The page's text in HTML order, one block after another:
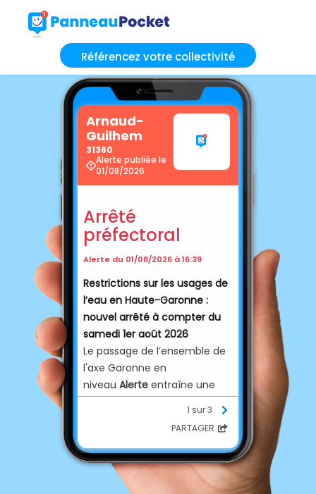
Référencez votre collectivité
Arnaud-
Guilhem
31360
Alerte publiée le
01/08/2026
Arrêté
préfectoral
Alerte du 01/08/2026 à 16:39
Restrictions sur les usages de
l’eau en Haute-Garonne :
nouvel arrêté à compter du
samedi 1er août 2026
Le passage de l’ensemble de
l'axe Garonne en
niveau Alerte entraîne une
réduction de 30 % des
les cours d'eau et leurs
nappes d'accompagnement,
et ce même sur la partie en
amont de Portet, jusqu’à
1 sur 3
PARTAGER